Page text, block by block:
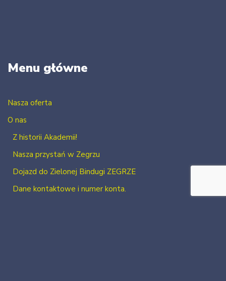
Menu główne
Nasza oferta
O nas
Z historii Akademii!
Nasza przystań w Zegrzu
Dojazd do Zielonej Bindugi ZEGRZE
Dane kontaktowe i numer konta.